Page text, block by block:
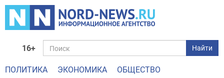
16+ Найти
ПОЛИТИКА ЭКОНОМИКА
ОБЩЕСТВО